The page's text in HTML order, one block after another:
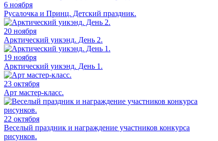
6 ноября
Русалочка и Принц. Детский праздник.
20 ноября
Арктический уикэнд. День 2.
19 ноября
Арктический уикэнд. День 1.
23 октября
Арт мастер-класс.
22 октября
Веселый праздник и награждение участников конкурса
рисунков.